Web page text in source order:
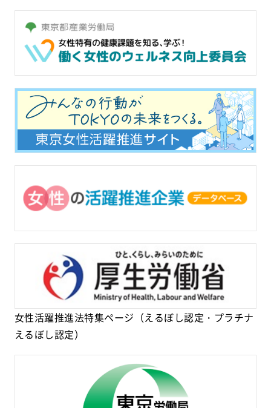
女性活躍推進法特集ページ（えるぼし認定・プラチナ
えるぼし認定）